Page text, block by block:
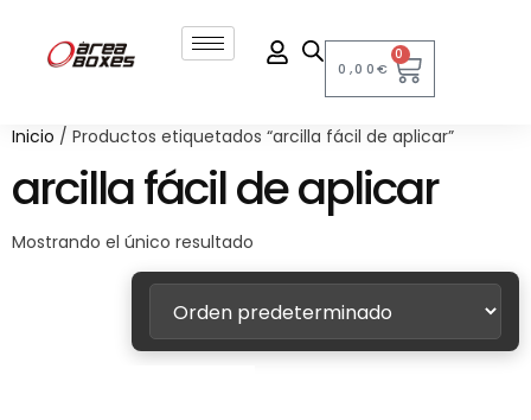
0,00€
0
Inicio / Productos etiquetados “arcilla fácil de aplicar”
arcilla fácil de aplicar
Mostrando el único resultado